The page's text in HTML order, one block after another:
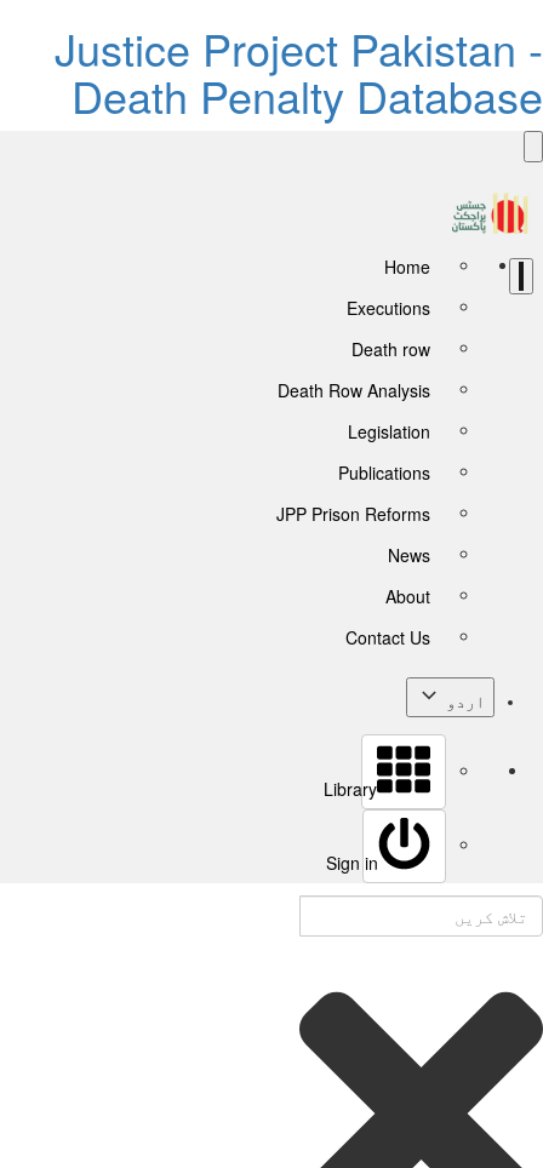
Justice Project
Death Penalty
Home
Executions
Death row
Death Row Analysis
Legislation
Publications
JPP Prison Reforms
News
About
Contact Us
اردو
Library
Sign in